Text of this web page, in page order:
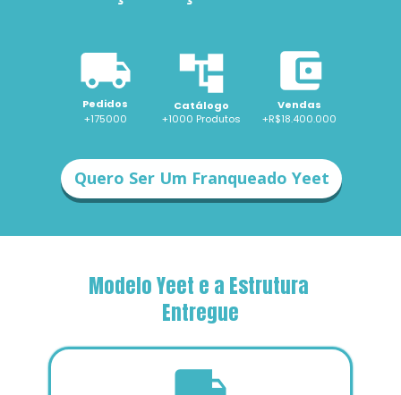
Pedidos Catálogo
Vendas
+175000
+R$18.400.000
+1000 Produtos
Quero Ser Um Franqueado Yeet
Modelo Yeet e a Estrutura
Entregue